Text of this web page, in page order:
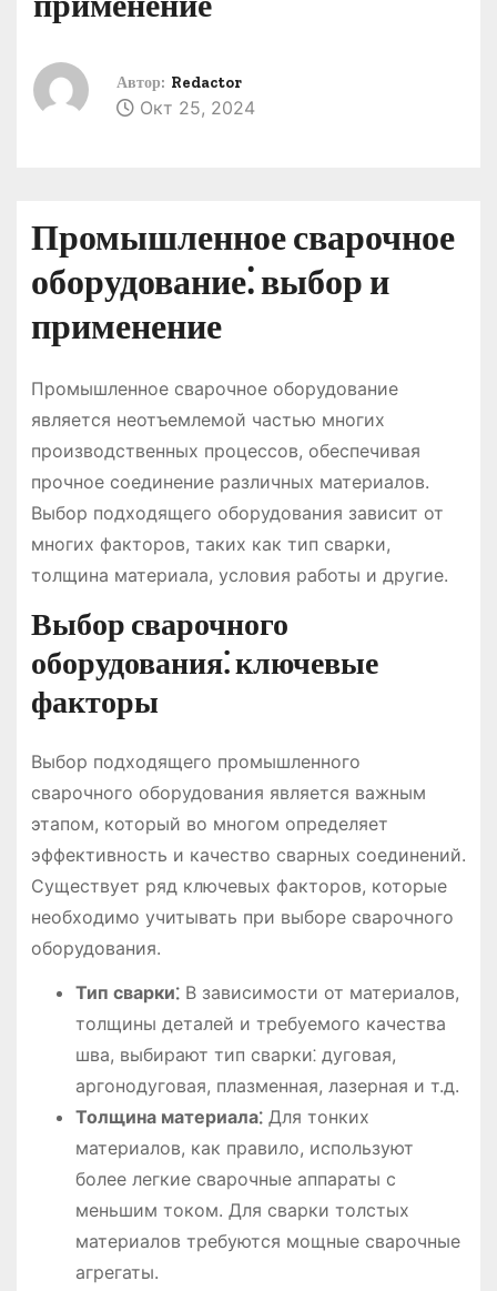
Автор: Redactor
Окт 25, 2024
Промышленное сварочное
оборудование⁚ выбор и
применение
Промышленное сварочное оборудование
является неотъемлемой частью многих
производственных процессов, обеспечивая
прочное соединение различных материалов.
Выбор подходящего оборудования зависит от
многих факторов, таких как тип сварки,
толщина материала, условия работы и другие.
Выбор сварочного
оборудования⁚ ключевые
факторы
Выбор подходящего промышленного
сварочного оборудования является важным
этапом, который во многом определяет
эффективность и качество сварных соединений.
Существует ряд ключевых факторов, которые
необходимо учитывать при выборе сварочного
оборудования.
Тип сварки⁚В зависимости от материалов,
толщины деталей и требуемого качества
шва, выбирают тип сварки⁚ дуговая,
аргонодуговая, плазменная, лазерная и т.д.
Толщина материала⁚Для тонких
материалов, как правило, используют
более легкие сварочные аппараты с
меньшим током. Для сварки толстых
материалов требуются мощные сварочные
агрегаты.